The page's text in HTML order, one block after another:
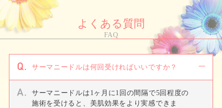
よくある質問
FAQ
サーマニードルは何回受ければいいですか？
サーマニードルは1ヶ月に1回の間隔で5回程度の
施術を受けると、美肌効果をより実感できま